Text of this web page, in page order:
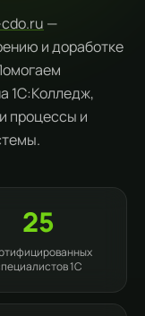
—
и доработке
1С:Колледж,
процессы и
25
1С